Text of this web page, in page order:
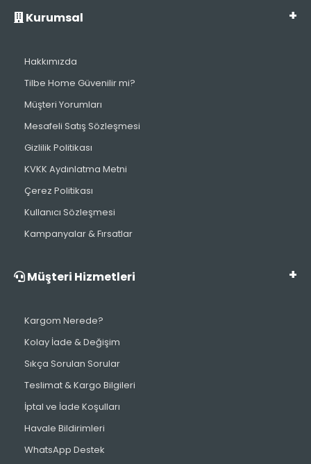
Kurumsal
Hakkımızda
Tilbe Home Güvenilir mi?
Müşteri Yorumları
Mesafeli Satış Sözleşmesi
Gizlilik Politikası
KVKK Aydınlatma Metni
Çerez Politikası
Kullanıcı Sözleşmesi
Kampanyalar & Fırsatlar
Müşteri Hizmetleri
Kargom Nerede?
Kolay İade & Değişim
Sıkça Sorulan Sorular
Teslimat & Kargo Bilgileri
İptal ve İade Koşulları
Havale Bildirimleri
WhatsApp Destek